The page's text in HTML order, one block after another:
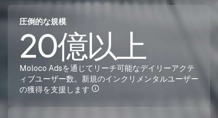
圧倒的な規模
20億以上
Moloco Adsを通じてリーチ可能なデイリーアクテ
ィブユーザー数。新規のインクリメンタルユーザー
の獲得を支援します